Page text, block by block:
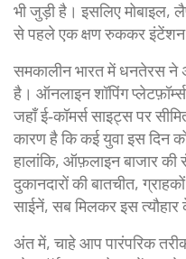
भी जुड़ी है। इसलिए मोबाइल,
से पहले एक क्षण रुककर इंटेंशन
समकालीन भारत में धनतेरस ने
है। ऑनलाइन शॉपिंग
जहाँ ई‑कॉमर्स साइट्स पर
कारण है कि कई युवा इस दिन
हालांकि, ऑफ़लाइन बाजार की
दुकानदारों की बातचीत,
साईनें, सब मिलकर इस त्यौहार
अंत में, चाहे आप पारंपरिक